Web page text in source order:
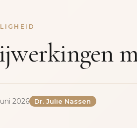
2026 Dr. Julie Nassen